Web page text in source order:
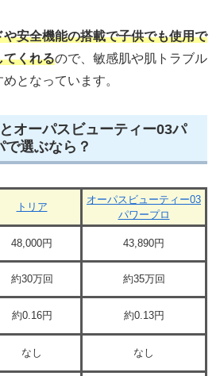
安全機能の搭載で子供でも使用で
てくれるので、敏感肌や肌トラブル
となっています。
オーパスビューティー03パ
選ぶなら？
トリア
オーパスビューティー03
パワープロ
48,000円 43,890円
約30万回 約35万回
約0.16円 約0.13円
なし なし